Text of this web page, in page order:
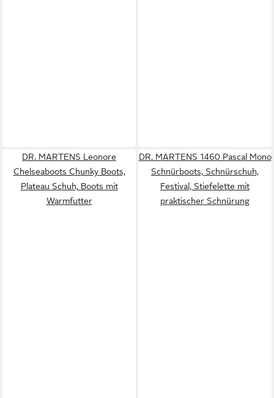
DR. MARTENS Leonore
Chelseaboots Chunky Boots,
Plateau Schuh, Boots mit
Warmfutter
DR. MARTENS 1460 Pascal Mono
Schnürboots, Schnürschuh,
Festival, Stiefelette mit
praktischer Schnürung